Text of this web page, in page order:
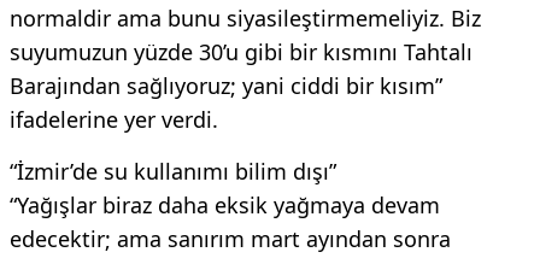
normaldir ama bunu siyasileştirmemeliyiz. Biz
suyumuzun yüzde 30’u gibi bir kısmını Tahtalı
Barajından sağlıyoruz; yani ciddi bir kısım”
ifadelerine yer verdi.
“İzmir’de su kullanımı bilim dışı”
“Yağışlar biraz daha eksik yağmaya devam
edecektir; ama sanırım mart ayından sonra